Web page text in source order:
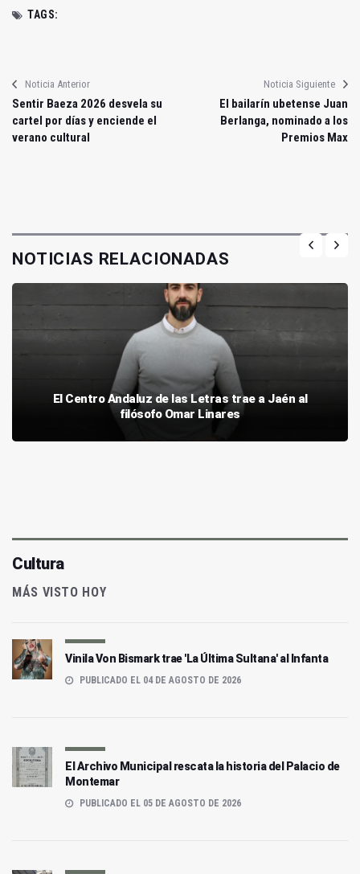
TAGS:
Noticia Anterior
Sentir Baeza 2026 desvela su
cartel por días y enciende el
verano cultural
Noticia Siguiente
El bailarín ubetense Juan
Berlanga, nominado a los
Premios Max
NOTICIAS RELACIONADAS
El Centro Andaluz de las Letras trae a Jaén al
filósofo Omar Linares
Cultura
MÁS VISTO HOY
Vinila Von Bismark trae 'La Última Sultana' al Infanta
PUBLICADO EL 04 DE AGOSTO DE 2026
El Archivo Municipal rescata la historia del Palacio de
Montemar
PUBLICADO EL 05 DE AGOSTO DE 2026